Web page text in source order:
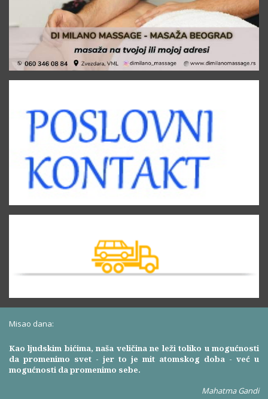
Misao dana:
Kao ljudskim bićima, naša veličina ne leži toliko u mogućnosti
da promenimo svet - jer to je mit atomskog doba - već u
mogućnosti da promenimo sebe.
Mahatma Gandi